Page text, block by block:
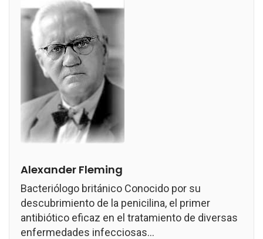
Alexander Fleming
Bacteriólogo británico Conocido por su
descubrimiento de la penicilina, el primer
antibiótico eficaz en el tratamiento de diversas
enfermedades infecciosas...